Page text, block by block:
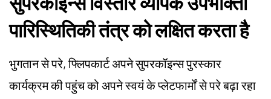
पारिस्थितिकी तंत्र को लक्षित करता है
भुगतान से परे, फ्लिपकार्ट अपने सुपरकॉइन्स पुरस्कार
कार्यक्रम की पहुंच को अपने स्वयं के प्लेटफार्मों से परे बढ़ा रहा